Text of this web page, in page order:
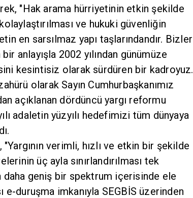
"Hak arama hürriyetinin etkin şekilde
ve hukuki güvenliğin
en sarsılmaz yapı taşlarındandır. Bizler
anlayışla 2002 yılından günümüze
kesintisiz olarak sürdüren bir kadroyuz.
olarak Sayın Cumhurbaşkanımız
açıklanan dördüncü yargı reformu
adaletin yüzyılı hedefimizi tüm dünyaya
verimli, hızlı ve etkin bir şekilde
üç ayla sınırlandırılması tek
daha geniş bir spektrum içerisinde ele
e-duruşma imkanıyla SEGBİS üzerinden